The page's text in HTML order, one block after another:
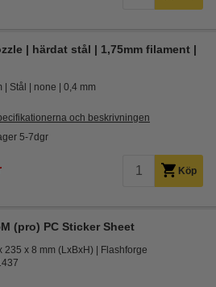
| härdat stål | 1,75mm filament |
Stål none 0,4 mm
och beskrivningen
5-7dgr
Köp
(pro) PC Sticker Sheet
235 x 8 mm (LxBxH)
Flashforge